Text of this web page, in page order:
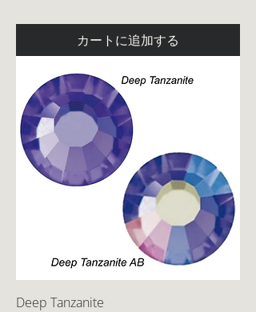
カートに追加する
Deep Tanzanite